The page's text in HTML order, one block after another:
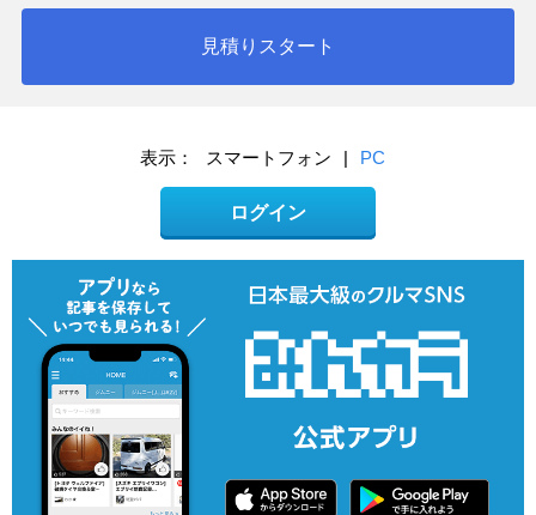
見積りスタート
表示： スマートフォン PC
ログイン